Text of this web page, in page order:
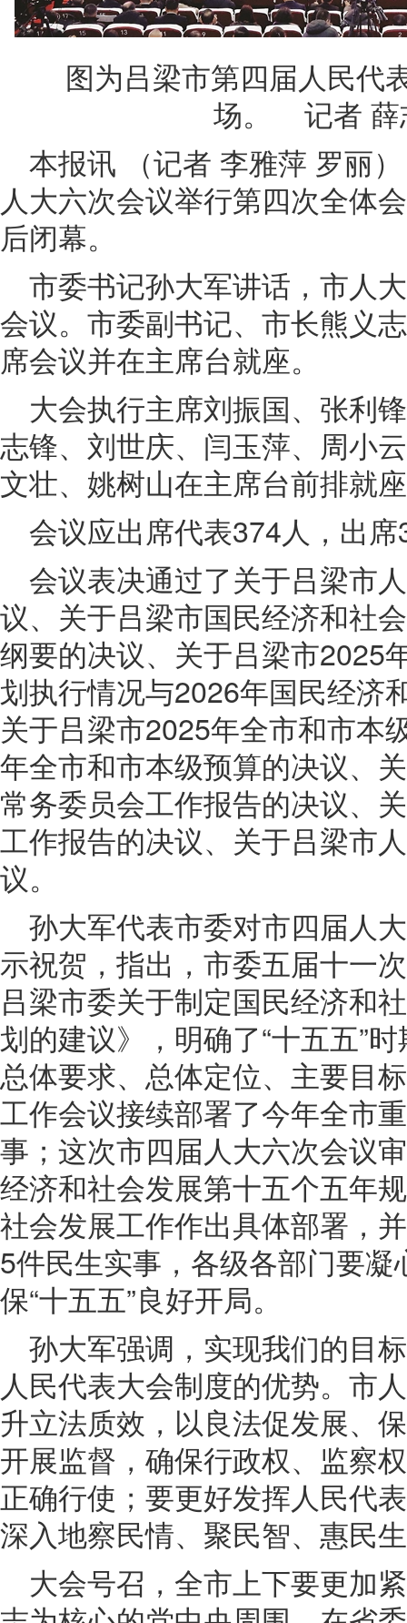
图为吕梁市第四届人民代
场。 记者 薛
本报讯 （记者 李雅萍 罗丽
人大六次会议举行第四次全体
后闭幕。
市委书记孙大军讲话，市人
会议。市委副书记、市长熊义
席会议并在主席台就座。
大会执行主席刘振国、张利
志锋、刘世庆、闫玉萍、周小
文壮、姚树山在主席台前排就
会议应出席代表374人，出
会议表决通过了关于吕梁市
议、关于吕梁市国民经济和社
纲要的决议、关于吕梁市2025
划执行情况与2026年国民经济
关于吕梁市2025年全市和市本
年全市和市本级预算的决议、
常务委员会工作报告的决议、
工作报告的决议、关于吕梁市
议。
孙大军代表市委对市四届人
示祝贺，指出，市委五届十一
吕梁市委关于制定国民经济和
划的建议》，明确了“十五五”
总体要求、总体定位、主要目
工作会议接续部署了今年全市
事；这次市四届人大六次会议
经济和社会发展第十五个五年
社会发展工作作出具体部署，
5件民生实事，各级各部门要
保“十五五”良好开局。
孙大军强调，实现我们的目
人民代表大会制度的优势。市
升立法质效，以良法促发展、
开展监督，确保行政权、监察
正确行使；要更好发挥人民代
深入地察民情、聚民智、惠民
大会号召，全市上下要更加